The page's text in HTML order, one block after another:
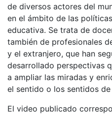
de diversos actores del
en el ámbito de las
educativa. Se trata de
también de profesionales
y el extranjero, que han
desarrollado perspectivas
a ampliar las miradas y
el sentido o los sentidos
El video publicado